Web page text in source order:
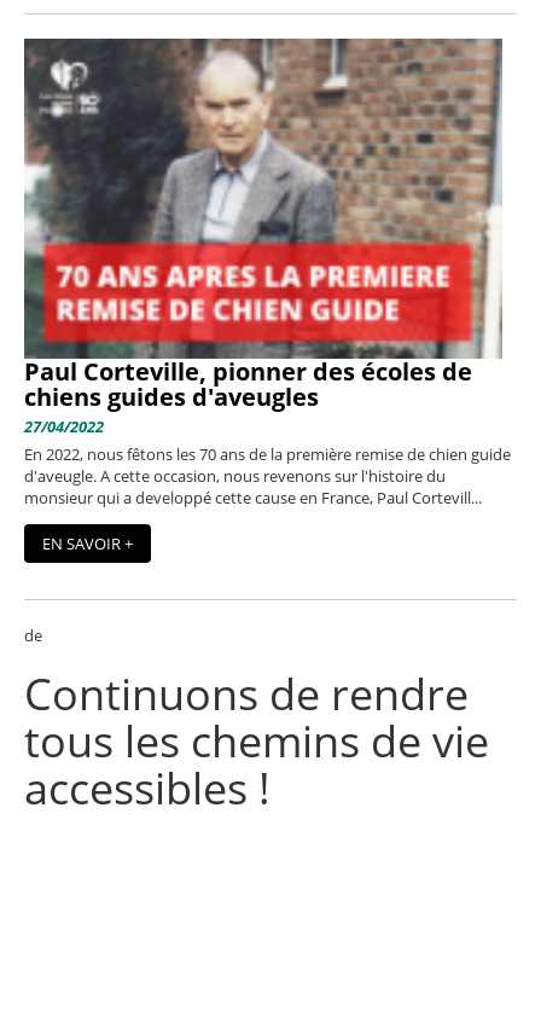
Paul Corteville, pionner des écoles de
chiens guides d'aveugles
27/04/2022
En 2022, nous fêtons les 70 ans de la première remise de chien guide
d'aveugle. A cette occasion, nous revenons sur l'histoire du
monsieur qui a developpé cette cause en France, Paul Cortevill...
EN SAVOIR +
de
Continuons de rendre
tous les chemins de vie
accessibles !